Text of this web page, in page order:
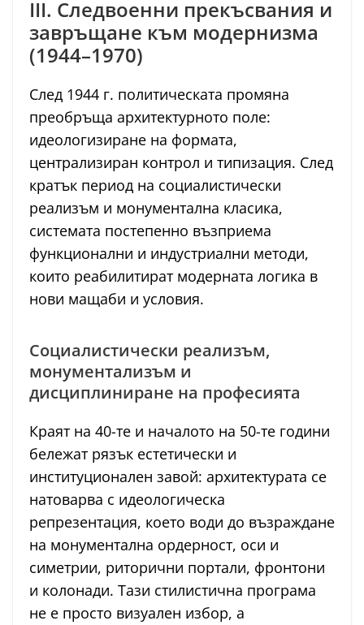
III. Следвоенни прекъсвания и
завръщане към модернизма
(1944–1970)
След 1944 г. политическата промяна
преобръща архитектурното поле:
идеологизиране на формата,
централизиран контрол и типизация. След
кратък период на социалистически
реализъм и монументална класика,
системата постепенно възприема
функционални и индустриални методи,
които реабилитират модерната логика в
нови мащаби и условия.
Социалистически реализъм,
монументализъм и
дисциплиниране на професията
Краят на 40-те и началото на 50-те години
бележат рязък естетически и
институционален завой: архитектурата се
натоварва с идеологическа
репрезентация, което води до възраждане
на монументална ордерност, оси и
симетрии, риторични портали, фронтони
и колонади. Тази стилистична програма
не е просто визуален избор, а